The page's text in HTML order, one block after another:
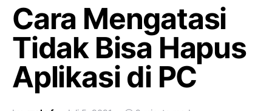
Cara Mengatasi
Tidak Bisa Hapus
Aplikasi di PC